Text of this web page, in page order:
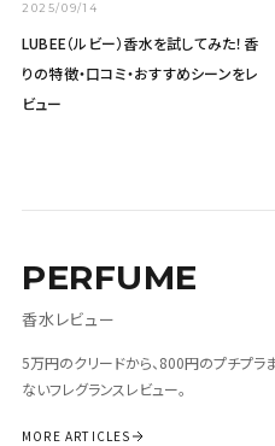
2025/09/14
LUBEE（ルビー）香水を試してみた！香
りの特徴・口コミ・おすすめシーンをレ
ビュー
PERFUME
香水レビュー
5万円のクリードから、800円のプチプラ
ないフレグランスレビュー。
MORE ARTICLES